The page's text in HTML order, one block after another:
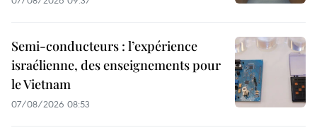
Semi-conducteurs : l’expérience
israélienne, des enseignements pour
le Vietnam
07/08/2026 08:53